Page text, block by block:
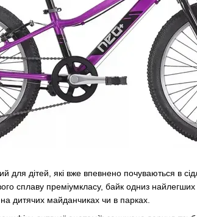
дітей, які вже впевнено почуваються в
сплаву преміумкласу, байк одниз
дитячих майданчиках чи в парках.